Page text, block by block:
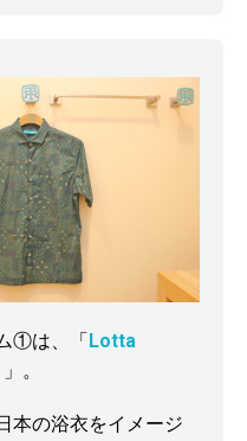
①は、「 Lotta
」。
本の浴衣をイメージ